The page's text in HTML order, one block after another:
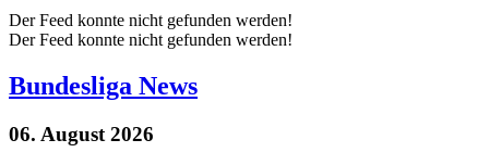
Der Feed konnte nicht gefunden werden!
Der Feed konnte nicht gefunden werden!
Bundesliga News
06. August 2026